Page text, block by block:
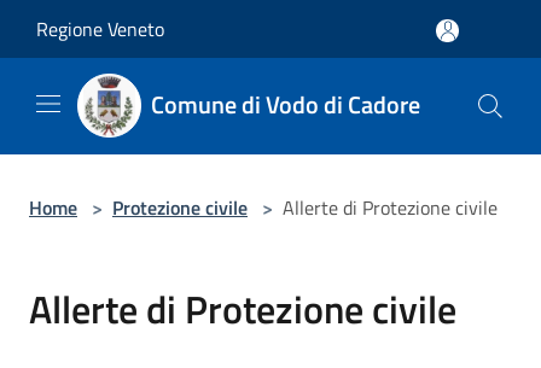
Regione Veneto
Comune di Vodo di Cadore
Home > Protezione civile > Allerte di Protezione civile
Allerte di Protezione civile